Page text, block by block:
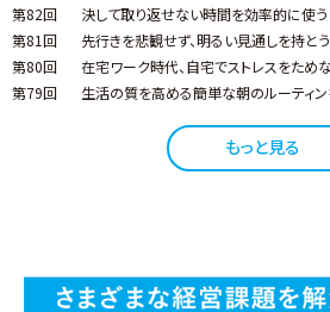
第82回
決して取り返せない時間を効率的に使う
第81回
先行きを悲観せず、明るい見通しを持とう
第80回
在宅ワーク時代、自宅でストレスをため
第79回
生活の質を高める簡単な朝のルーティ
もっと見る